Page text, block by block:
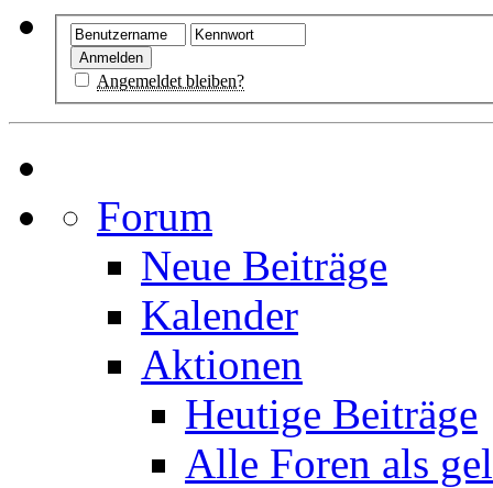
Angemeldet bleiben?
Forum
Neue Beiträge
Kalender
Aktionen
Heutige Beiträge
Alle Foren als